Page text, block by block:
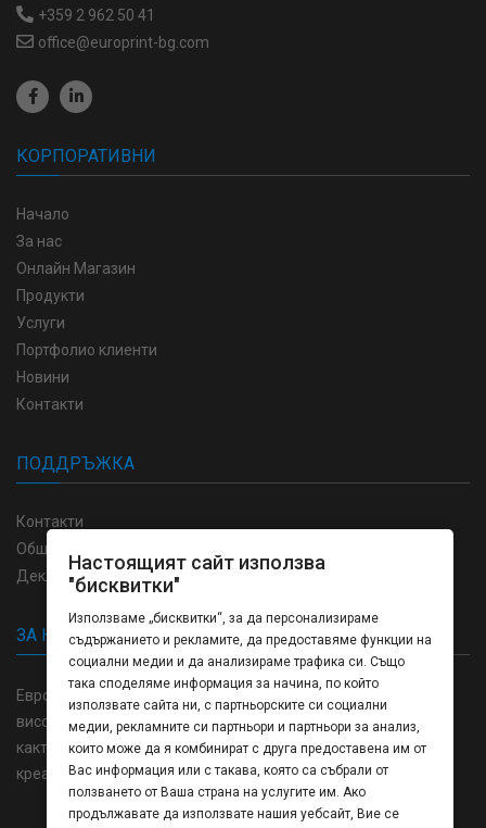
+359 2 962 50 41
office@europrint-bg.com
КОРПОРАТИВНИ
Начало
За нас
Онлайн Магазин
Продукти
Услуги
Портфолио клиенти
Новини
Контакти
ПОДДРЪЖКА
Контакти
Общи условия
Декларация за поверителност
ЗА НАС
Европринт България отпечатване и изработка пълна гама
висококачествени продукти в областта на полиграфията,
както и напълно затворен цикъл на производство от
креативната концепция до готовото изделие.
Настоящият сайт използва
"бисквитки"
Използваме „бисквитки“, за да персонализираме
съдържанието и рекламите, да предоставяме функции на
социални медии и да анализираме трафика си. Също
така споделяме информация за начина, по който
използвате сайта ни, с партньорските си социални
медии, рекламните си партньори и партньори за анализ,
които може да я комбинират с друга предоставена им от
Вас информация или с такава, която са събрали от
ползването от Ваша страна на услугите им. Ако
продължавате да използвате нашия уебсайт, Вие се